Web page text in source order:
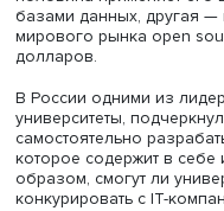
В России этот вид ПО
рассказал
«Сколково», сейчас
кодом используют
2026 году его будут
компаний-
лишь 10% пользуются